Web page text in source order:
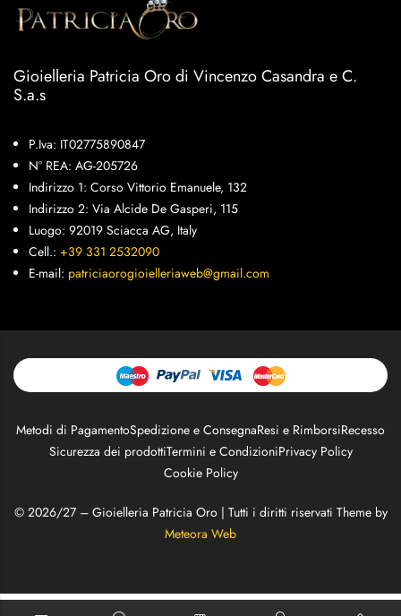
Gioielleria Patricia Oro di Vincenzo Casandra e C.
S.a.s
P.Iva: IT02775890847
N° REA: AG-205726
Indirizzo 1: Corso Vittorio Emanuele, 132
Indirizzo 2: Via Alcide De Gasperi, 115
Luogo: 92019 Sciacca AG, Italy
Cell.: +39 331 2532090
E-mail: patriciaorogioielleriaweb@gmail.com
Metodi di PagamentoSpedizione e ConsegnaResi e RimborsiRecesso
Sicurezza dei prodottiTermini e CondizioniPrivacy Policy
Cookie Policy
© 2026/27 – Gioielleria Patricia Oro | Tutti i diritti riservati Theme by
Meteora Web